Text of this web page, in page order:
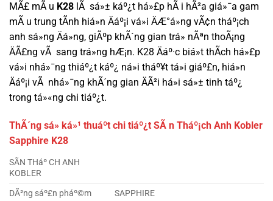
MÃ£ mÃ u K28 lÃ sá»± káº¿t há»£p hÃ i hÃ²a giá»¯a gam
mÃ u trung tÃ­nh hiá»n Äáº¡i vá»i ÄÆ°á»ng vÃ¢n tháº¡ch
anh sá»ng Äá»ng, giÃºp khÃ´ng gian trá» nÃªn thoÃ¡ng
ÄÃ£ng vÃ sang trá»ng hÆ¡n. K28 Äáº·c biá»t thÃ­ch há»£p
vá»i nhá»¯ng thiáº¿t káº¿ ná»i tháº¥t tá»i giáº£n, hiá»n
Äáº¡i vÃ nhá»¯ng khÃ´ng gian ÄÃ²i há»i sá»± tinh táº¿
trong tá»«ng chi tiáº¿t.
ThÃ´ng sá» ká»¹ thuáº­t chi tiáº¿t SÃ n Tháº¡ch Anh Kobler
Sapphire K28
SÃN THáº CH ANH
KOBLER
DÃ²ng sáº£n pháº©m
SAPPHIRE